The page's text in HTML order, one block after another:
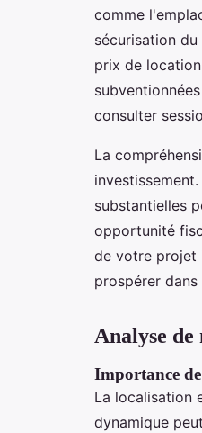
comme
sécurisation
prix de
consulter
La
substantielles
opportunité
de votre projet
prospérer
Analyse
Importance
La localisation
dynamique peut